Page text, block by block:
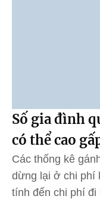
Số gia đình
có thể cao
Các thống kê
dừng lại ở chi phí
tính đến chi phí